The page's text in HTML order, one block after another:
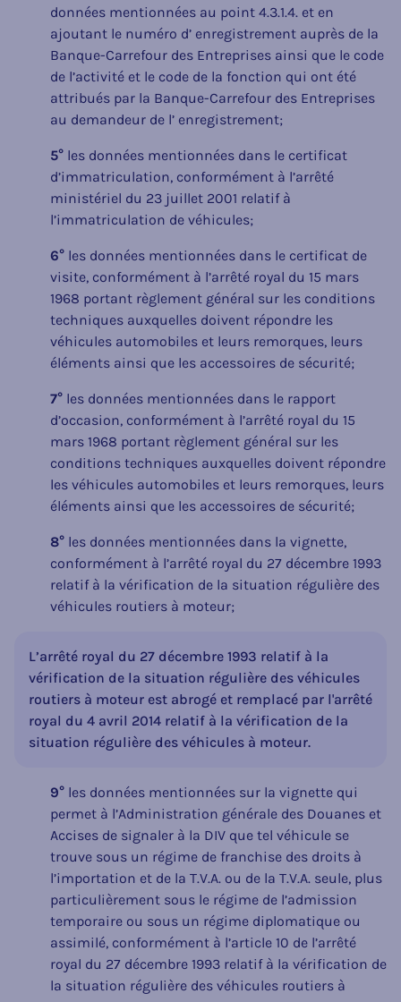
données mentionnées au point 4.3.1.4. et en
ajoutant le numéro d’ enregistrement auprès de la
Banque-Carrefour des Entreprises ainsi que le code
de l’activité et le code de la fonction qui ont été
attribués par la Banque-Carrefour des Entreprises
au demandeur de l’ enregistrement;
5° les données mentionnées dans le certificat
d’immatriculation, conformément à l’arrêté
ministériel du 23 juillet 2001 relatif à
l’immatriculation de véhicules;
6° les données mentionnées dans le certificat de
visite, conformément à l’arrêté royal du 15 mars
1968 portant règlement général sur les conditions
techniques auxquelles doivent répondre les
véhicules automobiles et leurs remorques, leurs
éléments ainsi que les accessoires de sécurité;
7° les données mentionnées dans le rapport
d’occasion, conformément à l’arrêté royal du 15
mars 1968 portant règlement général sur les
conditions techniques auxquelles doivent répondre
les véhicules automobiles et leurs remorques, leurs
éléments ainsi que les accessoires de sécurité;
8° les données mentionnées dans la vignette,
conformément à l’arrêté royal du 27 décembre 1993
relatif à la vérification de la situation régulière des
véhicules routiers à moteur;
L’arrêté royal du 27 décembre 1993 relatif à la
vérification de la situation régulière des véhicules
routiers à moteur est abrogé et remplacé par l'arrêté
royal du 4 avril 2014 relatif à la vérification de la
situation régulière des véhicules à moteur.
9° les données mentionnées sur la vignette qui
permet à l’Administration générale des Douanes et
Accises de signaler à la DIV que tel véhicule se
trouve sous un régime de franchise des droits à
l’importation et de la T.V.A. ou de la T.V.A. seule, plus
particulièrement sous le régime de l’admission
temporaire ou sous un régime diplomatique ou
assimilé, conformément à l’article 10 de l’arrêté
royal du 27 décembre 1993 relatif à la vérification de
la situation régulière des véhicules routiers à